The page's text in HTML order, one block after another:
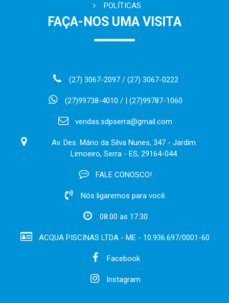
POLÍTICAS
FAÇA-NOS UMA VISITA
(27) 3067-2097 / (27) 3067-0222
(27)99738-4010 / | (27)99787-1060
vendas.sdpserra@gmail.com
Av. Des. Mário da Silva Nunes, 347 - Jardim
Limoeiro, Serra - ES, 29164-044
FALE CONOSCO!
Nós ligaremos para você.
08:00 as 17:30
ACQUA PISCINAS LTDA - ME - 10.936.697/0001-60
Facebook
Instagram